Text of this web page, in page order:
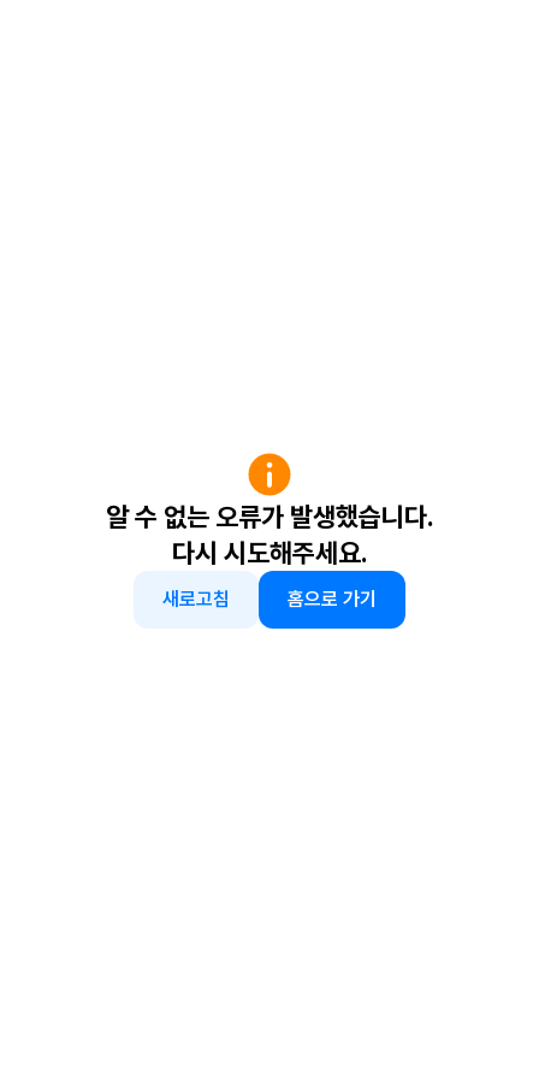
알 수 없는 오류가 발생했습니다.
다시 시도해주세요.
새로고침 홈으로 가기